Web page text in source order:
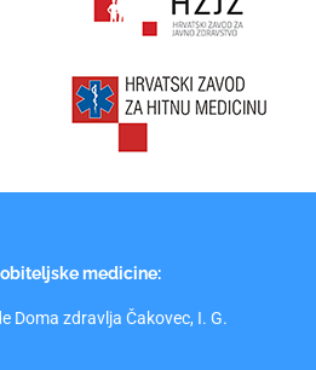
medicine:
Doma zdravlja Čakovec, I. G.